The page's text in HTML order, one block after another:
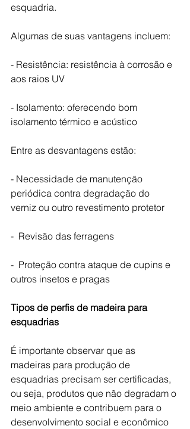
esquadria.
Algumas de suas vantagens incluem:
- Resistência: resistência à corrosão e
aos raios UV
- Isolamento: oferecendo bom
isolamento térmico e acústico
Entre as desvantagens estão:
- Necessidade de manutenção
periódica contra degradação do
verniz ou outro revestimento protetor
-  Revisão das ferragens
-  Proteção contra ataque de cupins e
outros insetos e pragas
Tipos de perfis de madeira para
esquadrias
É importante observar que as
madeiras para produção de
esquadrias precisam ser certificadas,
ou seja, produtos que não degradam o
meio ambiente e contribuem para o
desenvolvimento social e econômico